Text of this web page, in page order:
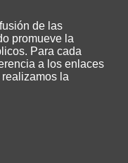
de las
promueve la
Para cada
a los enlaces
la